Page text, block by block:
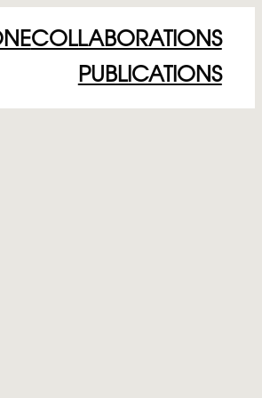
COLLABORATIONS
PUBLICATIONS